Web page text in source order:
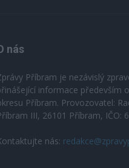
nás
Příbram je nezávislý
informace především
Příbram. Provozovatel:
III, 26101 Příbram, IČO:
nás: